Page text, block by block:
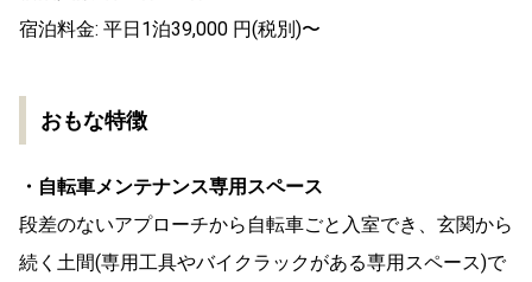
宿泊料金: 平日1泊39,000 円(税別)〜
おもな特徴
・自転車メンテナンス専用スペース
段差のないアプローチから自転車ごと入室でき、玄関から
続く土間(専用工具やバイクラックがある専用スペース)で